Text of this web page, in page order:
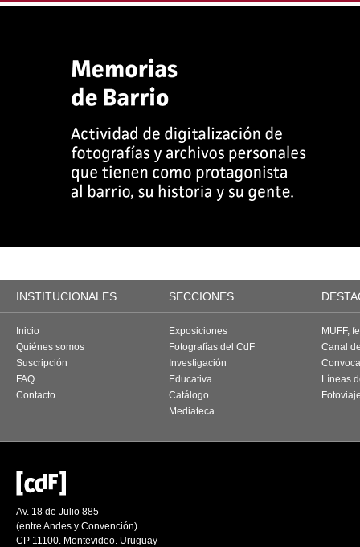
INSTITUCIONALES SECCIONES
Inicio
Quiénes somos
Suscripción
FAQ
Contacto
Exposiciones
Fotografías del CdF
Investigación
Educativa
Catálogo
Mediateca
MUFF,
Canal
Líneas
Av. 18 de Julio 885
(entre Andes y Convención)
CP 11100. Montevideo. Uruguay